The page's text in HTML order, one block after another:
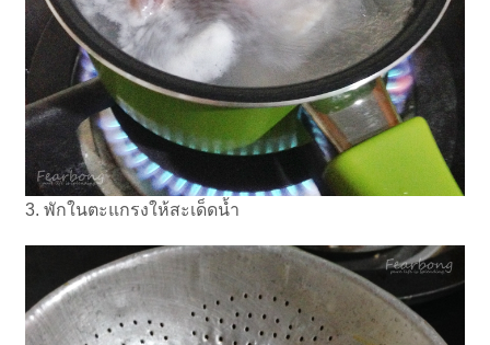
3. พักในตะแกรงให้สะเด็ดน้ำ